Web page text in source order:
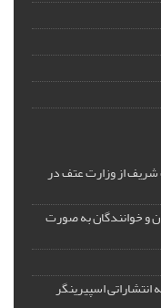
از وزارت عتف در
و خوانندگان به صورت
اسپیرینگر